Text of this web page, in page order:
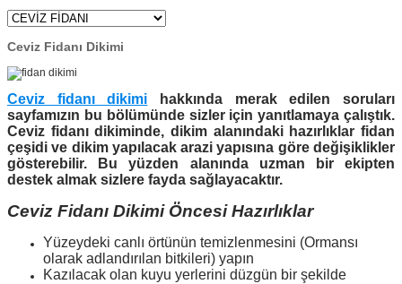
Ceviz Fidanı Dikimi
Ceviz fidanı dikimi hakkında merak edilen soruları
sayfamızın bu bölümünde sizler için yanıtlamaya çalıştık.
Ceviz fidanı dikiminde, dikim alanındaki hazırlıklar fidan
çeşidi ve dikim yapılacak arazi yapısına göre değişiklikler
gösterebilir. Bu yüzden alanında uzman bir ekipten
destek almak sizlere fayda sağlayacaktır.
Ceviz Fidanı Dikimi Öncesi Hazırlıklar
Yüzeydeki canlı örtünün temizlenmesini (Ormansı
olarak adlandırılan bitkileri) yapın
Kazılacak olan kuyu yerlerini düzgün bir şekilde